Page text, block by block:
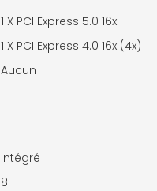
1 X PCI Express 5.0 16x
1 X PCI Express 4.0 16x (4x)
Aucun
Intégré
8